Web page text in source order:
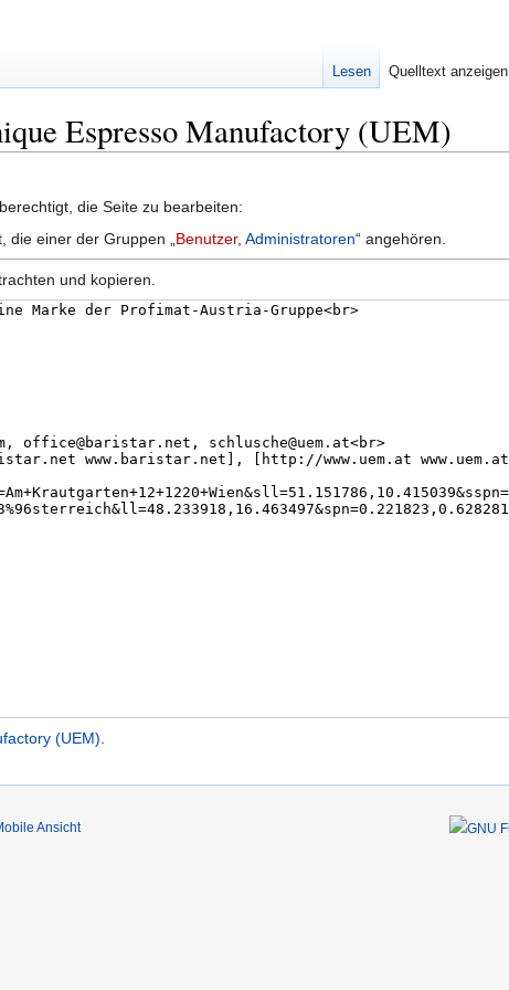
Espresso Manufactory (UEM)
die Seite zu bearbeiten:
einer der Gruppen „ Benutzer, Administratoren“ angehören.
und kopieren.
(UEM).
Lesen Quelltext anzeigen
Ansicht